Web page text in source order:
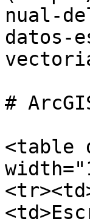
nual-
datos-
#
<table